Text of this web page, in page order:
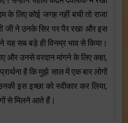
लिए कोई जगह नहीं बची तो राजा
जी ने उनके सिर पर पैर रखा और इस
यह सब बड़े ही विनम्र भाव से किया।
और उनसे वरदान मांगने के लिए कहा,
है कि मुझे साल में एक बार लोगों
इस इच्छा को स्वीकार कर लिया,
से मिलने आते हैं।